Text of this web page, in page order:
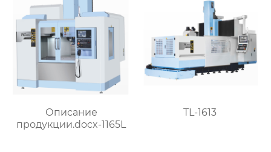
Описание
продукции.docx-1165L
TL-1613